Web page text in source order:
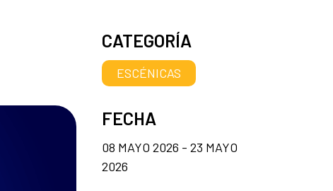
CATEGORÍA
ESCÉNICAS
FECHA
08 MAYO 2026 - 23 MAYO
2026